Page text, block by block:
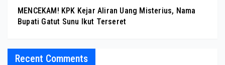
MENCEKAM! KPK Kejar Aliran Uang Misterius, Nama
Bupati Gatut Sunu Ikut Terseret
Recent Comments